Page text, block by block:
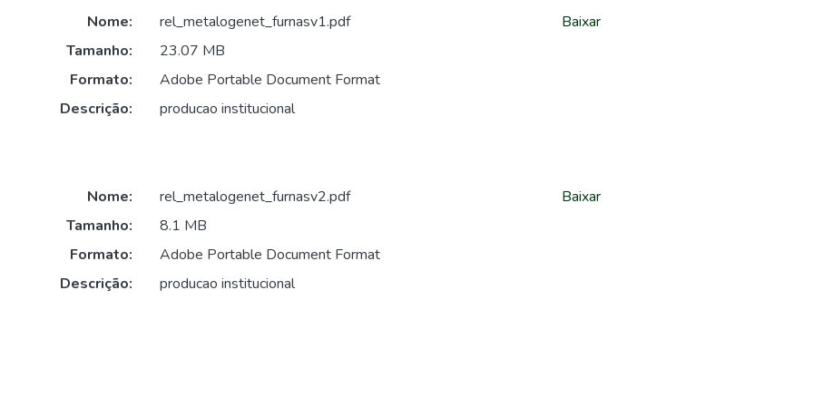
Nome:
rel_metalogenet_furnasv1.pdf
Tamanho:
23.07 MB
Formato:
Adobe Portable Document Format
Descrição:
producao institucional
Baixar
Nome:
rel_metalogenet_furnasv2.pdf
Tamanho:
8.1 MB
Formato:
Adobe Portable Document Format
Descrição:
producao institucional
Baixar